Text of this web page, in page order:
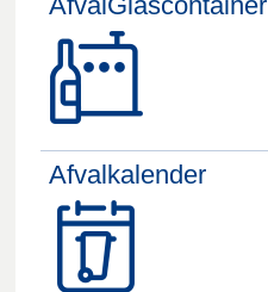
Afvalkalender